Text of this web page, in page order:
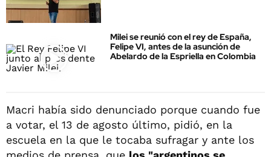
Milei se reunió con el rey de España,
Felipe VI, antes de la asunción de
Abelardo de la Espriella en Colombia
Macri había sido denunciado porque cuando fue
a votar, el 13 de agosto último, pidió, en la
escuela en la que le tocaba sufragar y ante los